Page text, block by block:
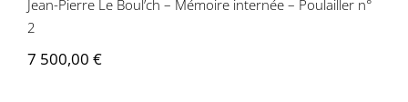
Jean-Pierre Le Boul’ch – Mémoire internée – Poulailler n°
2
7 500,00 €